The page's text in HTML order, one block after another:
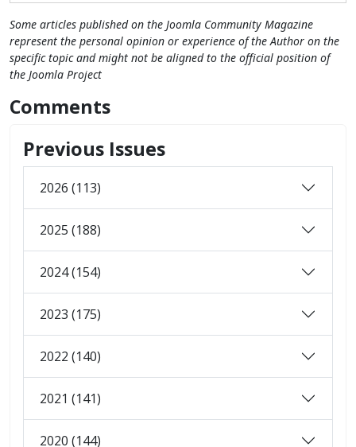
Some articles published on the Joomla Community Magazine
represent the personal opinion or experience of the Author on the
specific topic and might not be aligned to the official position of
the Joomla Project
Comments
Previous Issues
2026 (113)
2025 (188)
2024 (154)
2023 (175)
2022 (140)
2021 (141)
2020 (144)